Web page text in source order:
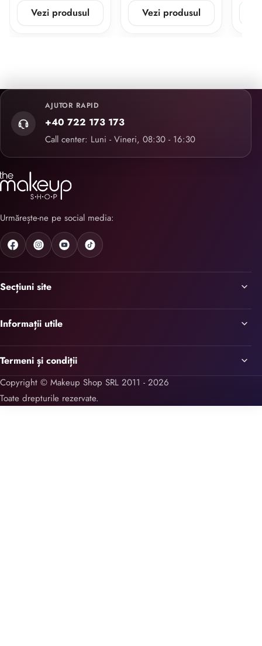
Vezi produsul
Vezi produsul
AJUTOR RAPID
+40 722 173 173
Call center: Luni - Vineri, 08:30 - 16:30
Urmărește-ne pe social media:
Secțiuni site
Informații utile
Termeni și condiții
Copyright © Makeup Shop SRL 2011 - 2026
Toate drepturile rezervate.